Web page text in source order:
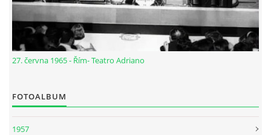
AUTOMOBILY
DISKOGRAFIE - SINGLY ŘADOVÉ
DISKOGRAFIE - SINGLY VÁNOČNÍ
27. června 1965 - Řím- Teatro Adriano
FOTOALBUM
1957